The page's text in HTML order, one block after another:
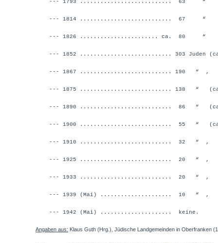
--- 1793 ...........................
--- 1814 ........................... 67 “ “
--- 1826 ....................... ca.
--- 1852 ........................... 303 Juden (ca.
--- 1867 ........................... 190 “ ,
--- 1875 ........................... 138 “ (ca.
--- 1890 ........................... 86 “ (ca.
--- 1900 ...........................55 “ (ca.
--- 1910 ........................... 32 “ ,
--- 1925 ........................... 20 “ ,
--- 1933 ........................... 20 “ ,
--- 1939 (Mai) ..................... 10 “ ,
--- 1942 (Mai) ..................... keine.
Angaben aus: Klaus Guth (Hrg.), Jüdische Landgemeinden in Oberfranken